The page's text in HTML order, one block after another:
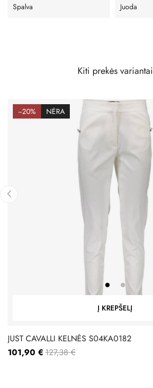
Spalva Juoda
Kiti prekės variantai
−20% NĖRA
Į KREPŠELĮ
JUST CAVALLI KELNĖS S04KA0182
101,90 € 127,38 €